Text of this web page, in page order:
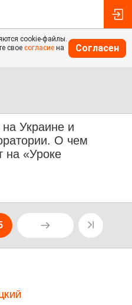
cookie-файлы.
свое согласие на
Согласен
Украине и
О чем
на «Уроке